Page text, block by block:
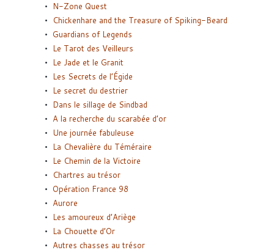
N-Zone Quest
Chickenhare and the Treasure of Spiking-Beard
Guardians of Legends
Le Tarot des Veilleurs
Le Jade et le Granit
Les Secrets de l’Égide
Le secret du destrier
Dans le sillage de Sindbad
A la recherche du scarabée d’or
Une journée fabuleuse
La Chevalière du Téméraire
Le Chemin de la Victoire
Chartres au trésor
Opération France 98
Aurore
Les amoureux d’Ariège
La Chouette d’Or
Autres chasses au trésor